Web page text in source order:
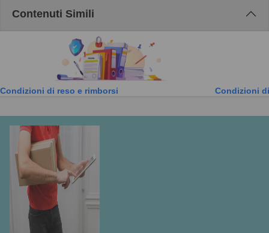
Contenuti Simili
Condizioni di reso e rimborsi Condizioni